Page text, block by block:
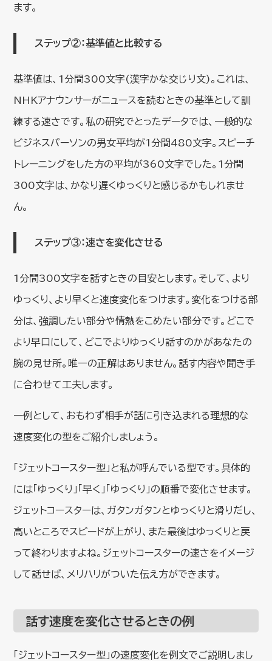
ます。
ステップ②：基準値と比較する
基準値は、1分間300文字(漢字かな交じり文)。これは、
NHKアナウンサーがニュースを読むときの基準として訓
練する速さです。私の研究でとったデータでは、一般的な
ビジネスパーソンの男女平均が1分間480文字。スピーチ
トレーニングをした方の平均が360文字でした。1分間
300文字は、かなり遅くゆっくりと感じるかもしれませ
ん。
ステップ③：速さを変化させる
1分間300文字を話すときの目安とします。そして、より
ゆっくり、より早くと速度変化をつけます。変化をつける部
分は、強調したい部分や情熱をこめたい部分です。どこで
より早口にして、どこでよりゆっくり話すのかがあなたの
腕の見せ所。唯一の正解はありません。話す内容や聞き手
に合わせて工夫します。
一例として、おもわず相手が話に引き込まれる理想的な
速度変化の型をご紹介しましょう。
「ジェットコースター型」と私が呼んでいる型です。具体的
には「ゆっくり」「早く」「ゆっくり」の順番で変化させます。
ジェットコースターは、ガタンガタンとゆっくりと滑りだし、
高いところでスピードが上がり、また最後はゆっくりと戻
って終わりますよね。ジェットコースターの速さをイメージ
して話せば、メリハリがついた伝え方ができます。
話す速度を変化させるときの例
「ジェットコースター型」の速度変化を例文でご説明しまし